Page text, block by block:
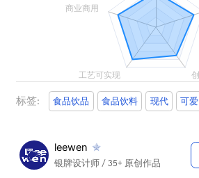
标签: 食品饮品 食品饮料 现代 可爱
leewen
银牌设计师 / 35+ 原创作品